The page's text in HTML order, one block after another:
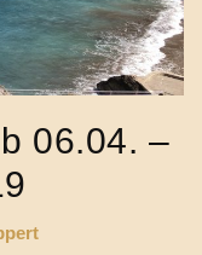
06.04. –